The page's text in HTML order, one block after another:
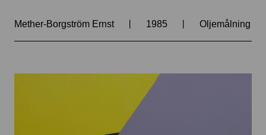
Mether-Borgström Ernst | 1985 | Oljemålning